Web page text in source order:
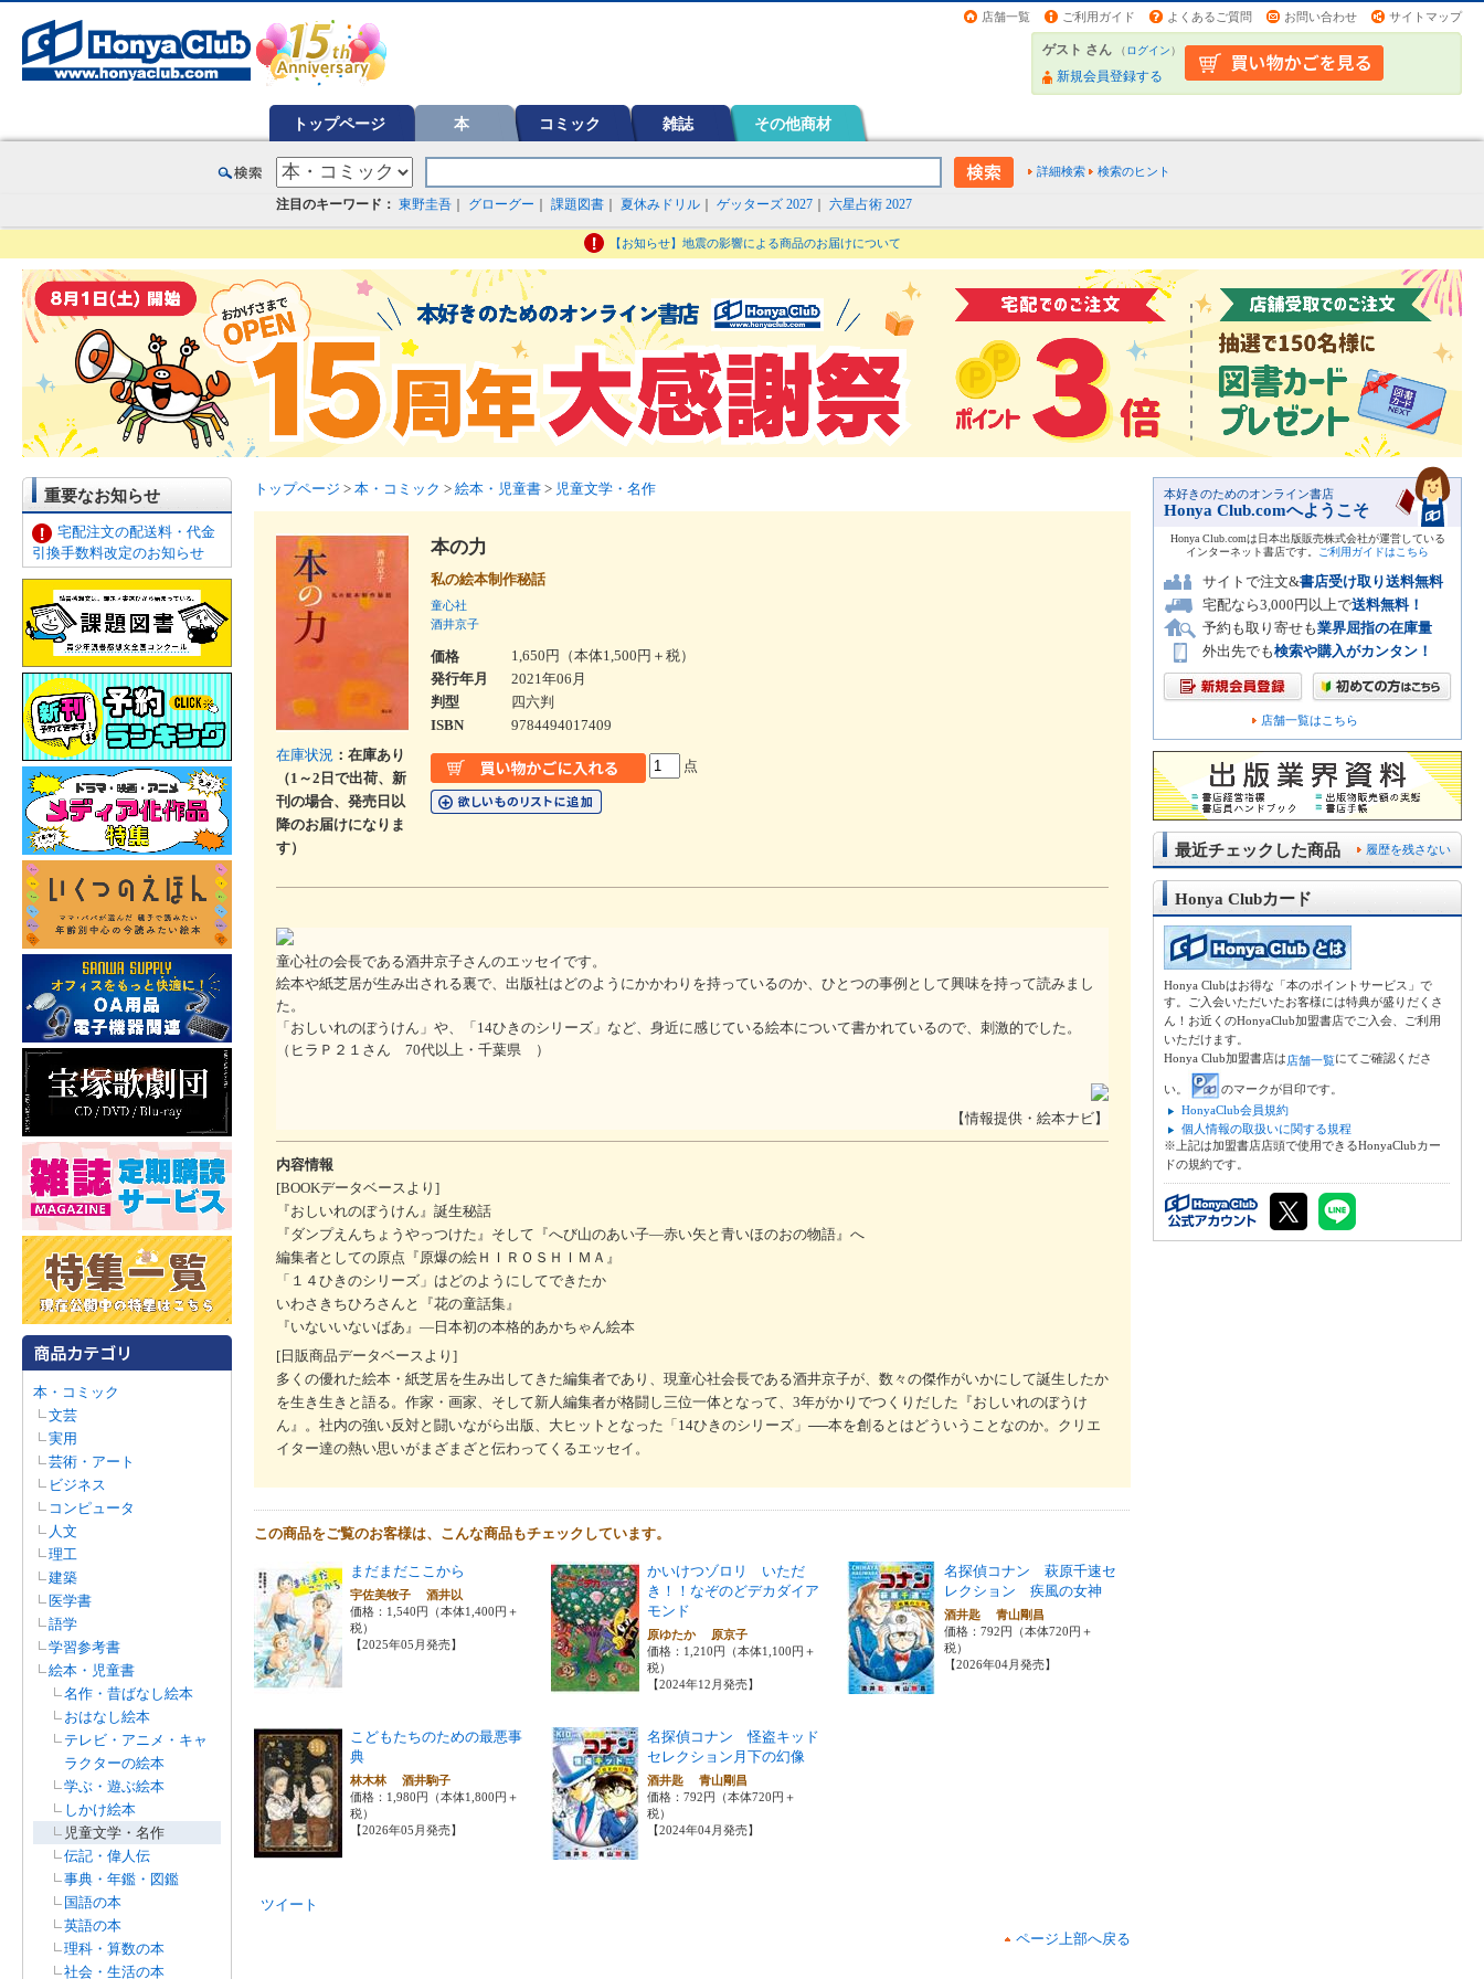
店舗一覧 ご利用ガイド よくあるご質問 お問い合わせ サイトマップ
ゲスト さん （ログイン）
新規会員登録する
トップページ 本 コミック 雑誌 その他商材
詳細検索 検索のヒント
注目のキーワード： 東野圭吾 グローグー 課題図書 夏休みドリル ゲッターズ 2027 六星占術 2027
【お知らせ】地震の影響による商品のお届けについて
重要なお知らせ
宅配注文の配送料・代金
引換手数料改定のお知らせ
本・コミック
文芸
実用
芸術・アート
ビジネス
コンピュータ
人文
理工
建築
医学書
語学
学習参考書
絵本・児童書
名作・昔ばなし絵本
おはなし絵本
テレビ・アニメ・キャ
ラクターの絵本
学ぶ・遊ぶ絵本
しかけ絵本
児童文学・名作
伝記・偉人伝
事典・年鑑・図鑑
国語の本
英語の本
理科・算数の本
社会・生活の本
トップページ > 本・コミック > 絵本・児童書 > 児童文学・名作
在庫状況 ：在庫あり
（1～2日で出荷、新
刊の場合、発売日以
降のお届けになりま
す）
本の力
私の絵本制作秘話
童心社
酒井京子
価格
1,650円（本体1,500円＋税）
発行年月
2021年06月
判型
四六判
ISBN
9784494017409
点
童心社の会長である酒井京子さんのエッセイです。
絵本や紙芝居が生み出される裏で、出版社はどのようにかかわりを持っているのか、ひとつの事例として興味を持って読みまし
た。
「おしいれのぼうけん」や、「14ひきのシリーズ」など、身近に感じている絵本について書かれているので、刺激的でした。
（ヒラＰ２１さん 70代以上・千葉県 ）
【情報提供・絵本ナビ】
内容情報
[BOOKデータベースより]
『おしいれのぼうけん』誕生秘話
『ダンプえんちょうやっつけた』そして『へび山のあい子―赤い矢と青いほのおの物語』へ
編集者としての原点『原爆の絵ＨＩＲＯＳＨＩＭＡ』
「１４ひきのシリーズ」はどのようにしてできたか
いわさきちひろさんと『花の童話集』
『いないいないばあ』―日本初の本格的あかちゃん絵本
[日販商品データベースより]
多くの優れた絵本・紙芝居を生み出してきた編集者であり、現童心社会長である酒井京子が、数々の傑作がいかにして誕生したか
を生き生きと語る。作家・画家、そして新人編集者が格闘し三位一体となって、3年がかりでつくりだした『おしいれのぼうけ
ん』。社内の強い反対と闘いながら出版、大ヒットとなった「14ひきのシリーズ」──本を創るとはどういうことなのか。クリエ
イター達の熱い思いがまざまざと伝わってくるエッセイ。
この商品をご覧のお客様は、こんな商品もチェックしています。
まだまだここから
宇佐美牧子 酒井以
価格：1,540円（本体1,400円＋
税）
【2025年05月発売】
かいけつゾロリ いただ
き！！なぞのどデカダイア
モンド
原ゆたか 原京子
価格：1,210円（本体1,100円＋
税）
【2024年12月発売】
名探偵コナン 萩原千速セ
レクション 疾風の女神
酒井匙 青山剛昌
価格：792円（本体720円＋
税）
【2026年04月発売】
こどもたちのための最悪事
典
林木林 酒井駒子
価格：1,980円（本体1,800円＋
税）
【2026年05月発売】
名探偵コナン 怪盗キッド
セレクション月下の幻像
酒井匙 青山剛昌
価格：792円（本体720円＋
税）
【2024年04月発売】
ツイート
ページ上部へ戻る
本好きのためのオンライン書店
Honya Club.comへようこそ
Honya Club.comは日本出版販売株式会社が運営している
インターネット書店です。
ご利用ガイドはこちら
サイトで注文&書店受け取り送料無料
宅配なら3,000円以上で送料無料！
予約も取り寄せも業界屈指の在庫量
外出先でも検索や購入がカンタン！
店舗一覧はこちら
履歴を残さない
最近チェックした商品
Honya Clubカード
Honya Clubはお得な「本のポイントサービス」で
す。ご入会いただいたお客様には特典が盛りだくさ
ん！お近くのHonyaClub加盟書店でご入会、ご利用
いただけます。
Honya Club加盟書店は店舗一覧にてご確認くださ
い。
のマークが目印です。
HonyaClub会員規約
個人情報の取扱いに関する規程
※上記は加盟書店店頭で使用できるHonyaClubカー
ドの規約です。